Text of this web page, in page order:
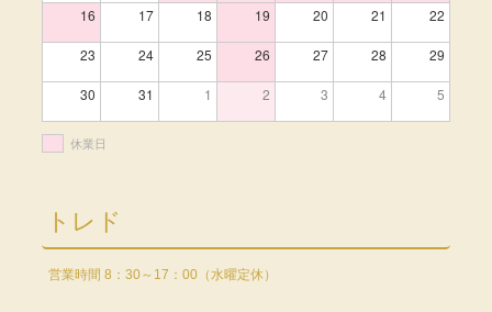
16 17 18 19 20 21 22
23 24 25 26 27 28 29
30 31 1 2 3 4 5
休業日
トレド
営業時間 8：30～17：00（水曜定休）